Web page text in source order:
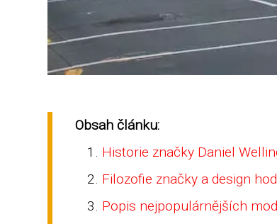
Obsah článku:
Historie značky Daniel
Filozofie značky a design
Popis nejpopulárnějších